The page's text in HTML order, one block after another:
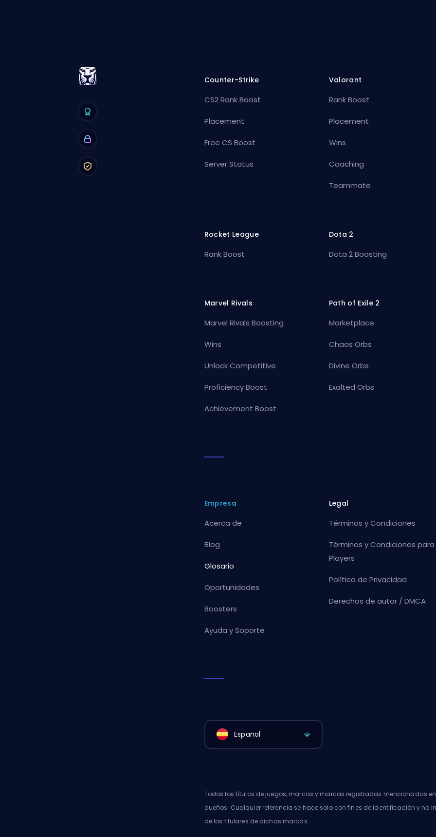
Counter-Strike
CS2 Rank Boost
Placement
Free CS Boost
Server Status
Valorant
Rank Boost
Placement
Wins
Coaching
Teammate
Rocket League
Rank Boost
Dota 2
Dota 2 Boosting
Marvel Rivals
Marvel Rivals Boosting
Wins
Unlock Competitive
Proficiency Boost
Achievement Boost
Path of Exile 2
Marketplace
Chaos Orbs
Divine Orbs
Exalted Orbs
Empresa
Acerca de
Blog
Glosario
Oportunidades
Boosters
Ayuda y Soporte
Legal
Términos y Condiciones
Términos y Condiciones para
Players
Política de Privacidad
Derechos de autor / DMCA
Español
Todos los títulos de juegos, marcas y marcas registradas mencionadas
dueños. Cualquier referencia se hace solo con fines de identificación y
de los titulares de dichas marcas.